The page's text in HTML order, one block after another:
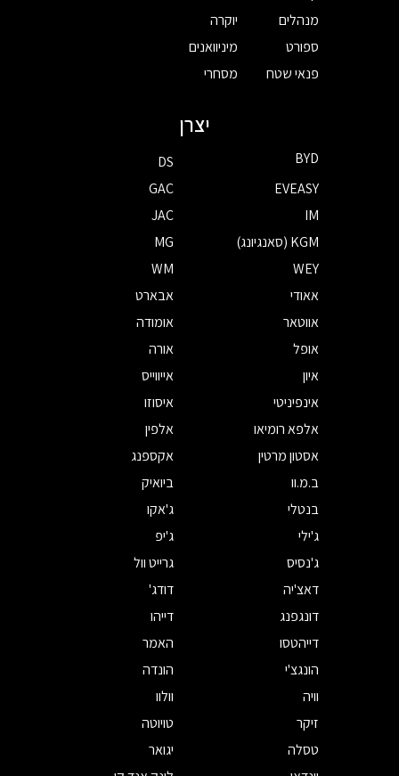
מנהלים
ספורט
פנאי שטח
יוקרה
מיניוואנים
מסחרי
יצרן
BYD
DS
EVEASY
GAC
IM
JAC
KGM (סאנגיונג)
MG
WEY
WM
אאודי
אבארט
אווטאר
אומודה
אופל
אורה
איון
אייווייס
אינפיניטי
איסוזו
אלפא רומיאו
אלפין
אסטון מרטין
אקספנג
ב.מ.וו
ביואיק
בנטלי
ג'אקו
ג'ילי
ג'יפ
ג'נסיס
גרייט וול
דאצ'יה
דודג'
דונגפנג
דייהו
דייהטסו
האמר
הונגצ'י
הונדה
וויה
וולוו
זיקר
טויוטה
טסלה
יגואר